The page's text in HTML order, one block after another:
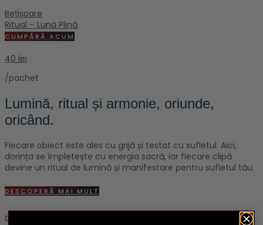
Bețișoare
Ritual – Lună Plină
CUMPĂRĂ ACUM
40 lei
/pachet
Lumină, ritual și armonie, oriunde,
oricând.
Fiecare obiect este ales cu grijă și testat cu sufletul. Aici,
dorința se împletește cu energia sacră, iar fiecare clipă
devine un ritual de lumină și manifestare pentru sufletul tău.
DESCOPERĂ MAI MULT
DE CE SĂ NE ALEGI PE NOI